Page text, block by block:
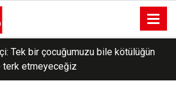
Tek bir çocuğumuzu bile kötülüğün
terk etmeyeceğiz